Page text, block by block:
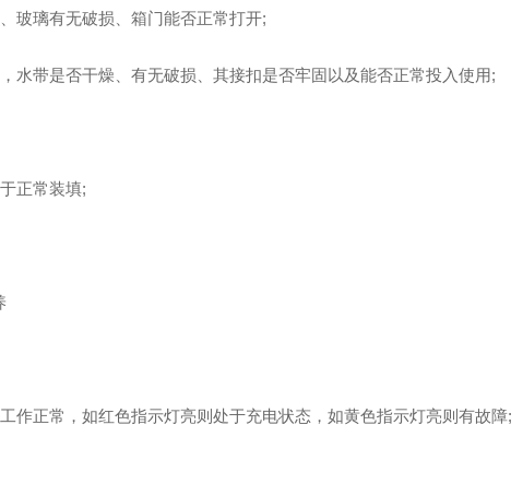
玻璃有无破损、箱门能否正常打开;
水带是否干燥、有无破损、其接扣是否牢固以及能否正常投入使用;
正常装填;
作正常，如红色指示灯亮则处于充电状态，如黄色指示灯亮则有故障;